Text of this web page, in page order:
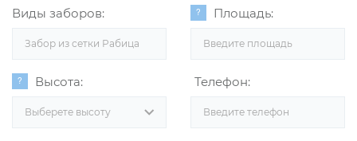
Виды заборов:
Забор из сетки Рабица
Площадь:
Высота:
Выберете высоту
Телефон: